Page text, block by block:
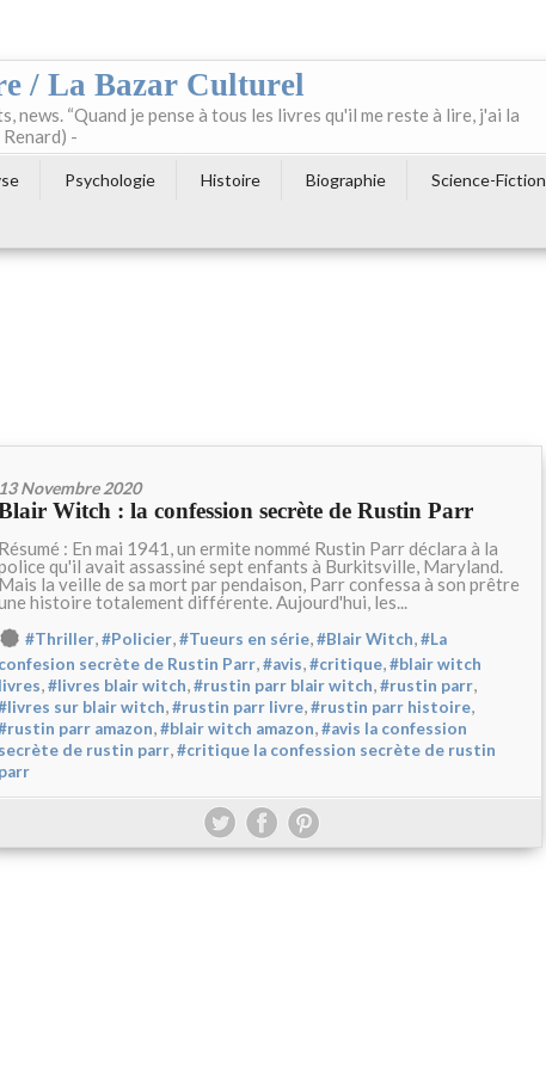
/ La Bazar Culturel
“Quand je pense à tous les livres qu'il me reste à lire, j'ai la
-
Psychologie Histoire Biographie Science-Fiction
13 Novembre 2020
Witch : la confession secrète de Rustin Parr
Résumé : En mai 1941, un ermite nommé Rustin Parr déclara à la
qu'il avait assassiné sept enfants à Burkitsville, Maryland.
la veille de sa mort par pendaison, Parr confessa à son prêtre
histoire totalement différente. Aujourd'hui, les...
#Thriller,#Policier,#Tueurs en série,#Blair Witch,#La
confesion secrète de Rustin Parr,#avis,#critique,#blair witch
livres,#livres blair witch,#rustin parr blair witch,#rustin parr,
sur blair witch,#rustin parr livre,#rustin parr histoire,
parr amazon,#blair witch amazon,#avis la confession
secrète de rustin parr,#critique la confession secrète de rustin
parr